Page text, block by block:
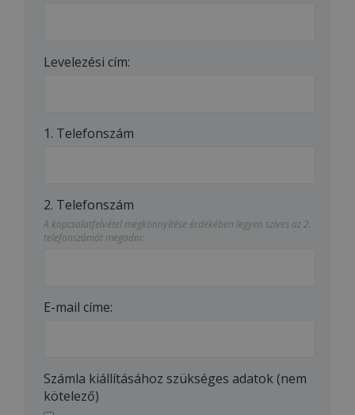
Levelezési cím:
1. Telefonszám
2. Telefonszám
A kapcsolatfelvétel megkönnyítése érdekében legyen szíves az 2.
telefonszámát megadni:
E-mail címe:
Számla kiállításához szükséges adatok (nem
kötelező)